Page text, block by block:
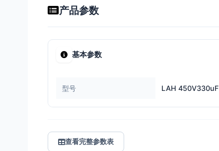
产品参数
基本参数
型号 LAH 450V330uF
查看完整参数表